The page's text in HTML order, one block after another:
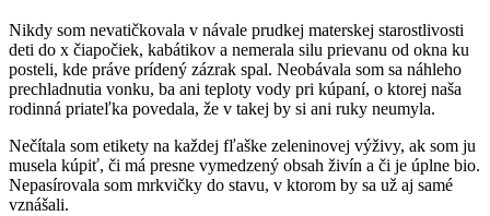
Nikdy som nevatičkovala v návale prudkej materskej starostlivosti
deti do x čiapočiek, kabátikov a nemerala silu prievanu od okna ku
posteli, kde práve prídený zázrak spal. Neobávala som sa náhleho
prechladnutia vonku, ba ani teploty vody pri kúpaní, o ktorej naša
rodinná priateľka povedala, že v takej by si ani ruky neumyla.
Nečítala som etikety na každej fľaške zeleninovej výživy, ak som ju
musela kúpiť, či má presne vymedzený obsah živín a či je úplne bio.
Nepasírovala som mrkvičky do stavu, v ktorom by sa už aj samé
vznášali.